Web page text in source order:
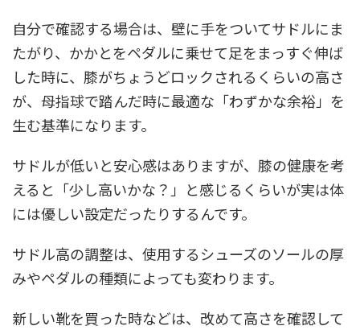
自分で確認する場合は、壁に手をついてサドルにま
たがり、かかとをペダルに乗せて足をまっすぐ伸ば
した時に、膝がちょうどロックされるくらいの高さ
が、母指球で踏んだ時に最適な「わずかな余裕」を
生む基準になります。
サドルが低いと安心感はありますが、膝の健康を考
えると「少し高いかな？」と感じるくらいが実は体
には優しい設定だったりするんです。
サドル高の調整は、使用するシューズのソールの厚
みやペダルの種類によっても変わります。
新しい靴を買った時などは、改めて高さを確認して